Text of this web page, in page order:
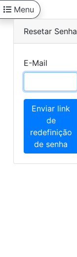
Menu
Resetar Senha
E-Mail
Enviar link
de
redefinição
de senha